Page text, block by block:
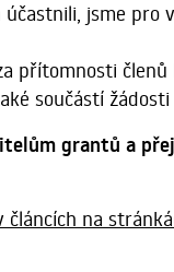
jsme pro
přítomnosti
součástí žádosti
grantů a
na